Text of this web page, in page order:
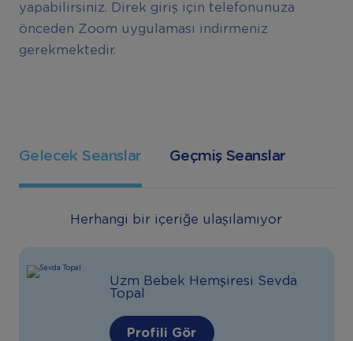
yapabilirsiniz. Direk giriş için telefonunuza
önceden Zoom uygulaması indirmeniz
gerekmektedir.
Gelecek Seanslar Geçmiş Seanslar
Herhangi bir içeriğe ulaşılamıyor
Uzm Bebek Hemşiresi Sevda
Topal
Profili Gör